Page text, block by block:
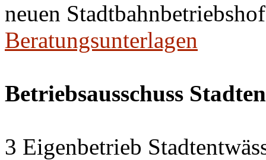
neuen
Beratungsunterlagen
Betriebsausschuss
3 Eigenbetrieb